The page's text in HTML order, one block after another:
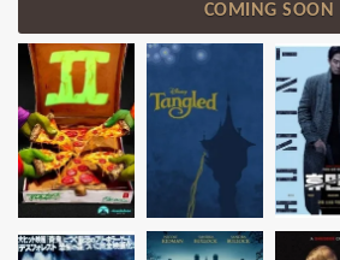
COMING SOON